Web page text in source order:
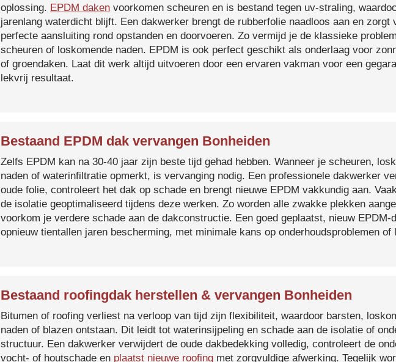
oplossing. EPDM daken voorkomen scheuren en is bestand tegen uv-straling,
jarenlang waterdicht blijft. Een dakwerker brengt de rubberfolie naadloos aan en zorgt
perfecte aansluiting rond opstanden en doorvoeren. Zo vermijd je de klassieke
scheuren of loskomende naden. EPDM is ook perfect geschikt als onderlaag voor
of groendaken. Laat dit werk altijd uitvoeren door een ervaren vakman voor een
lekvrij resultaat.
Bestaand EPDM dak vervangen Bonheiden
Zelfs EPDM kan na 30-40 jaar zijn beste tijd gehad hebben. Wanneer je scheuren,
naden of waterinfiltratie opmerkt, is vervanging nodig. Een professionele dakwerker
oude folie, controleert het dak op schade en brengt nieuwe EPDM vakkundig aan.
de isolatie geoptimaliseerd tijdens deze werken. Zo worden alle zwakke plekken
voorkom je verdere schade aan de dakconstructie. Een goed geplaatst, nieuw EPDM-
opnieuw tientallen jaren bescherming, met minimale kans op onderhoudsproblemen of
Bestaand roofingdak herstellen & vervangen Bonheiden
Bitumen of roofing verliest na verloop van tijd zijn flexibiliteit, waardoor barsten,
naden of blazen ontstaan. Dit leidt tot waterinsijpeling en schade aan de isolatie of
structuur. Een dakwerker verwijdert de oude dakbedekking volledig, controleert de
vocht- of houtschade en plaatst nieuwe roofing met zorgvuldige afwerking. Tegelijk